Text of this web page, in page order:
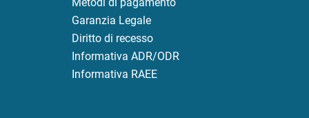
Metodi di pagamento
Garanzia Legale
Diritto di recesso
Informativa ADR/ODR
Informativa RAEE